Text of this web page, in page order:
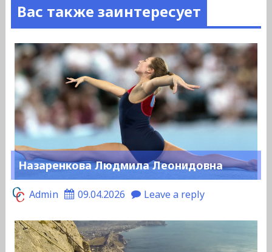
Вас также заинтересует
Назаренкова Людмила Леонидовна
Admin 09.04.2026 Leave a reply